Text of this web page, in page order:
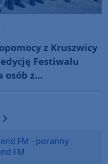
z Kruszwicy
Festiwalu
osób z
strona
Następna strona
FM - poranny
FM